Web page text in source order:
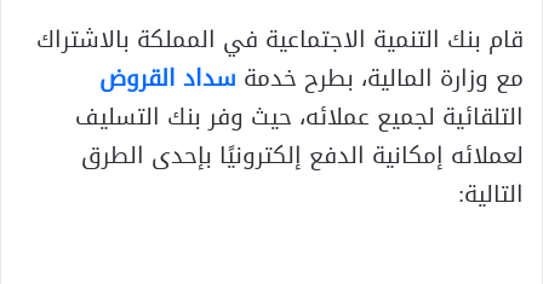
قام بنك التنمية الاجتماعية في المملكة بالاشتراك
مع وزارة المالية، بطرح خدمة سداد القروض
التلقائية لجميع عملائه، حيث وفر بنك التسليف
لعملائه إمكانية الدفع إلكترونيًا بإحدى الطرق
التالية: